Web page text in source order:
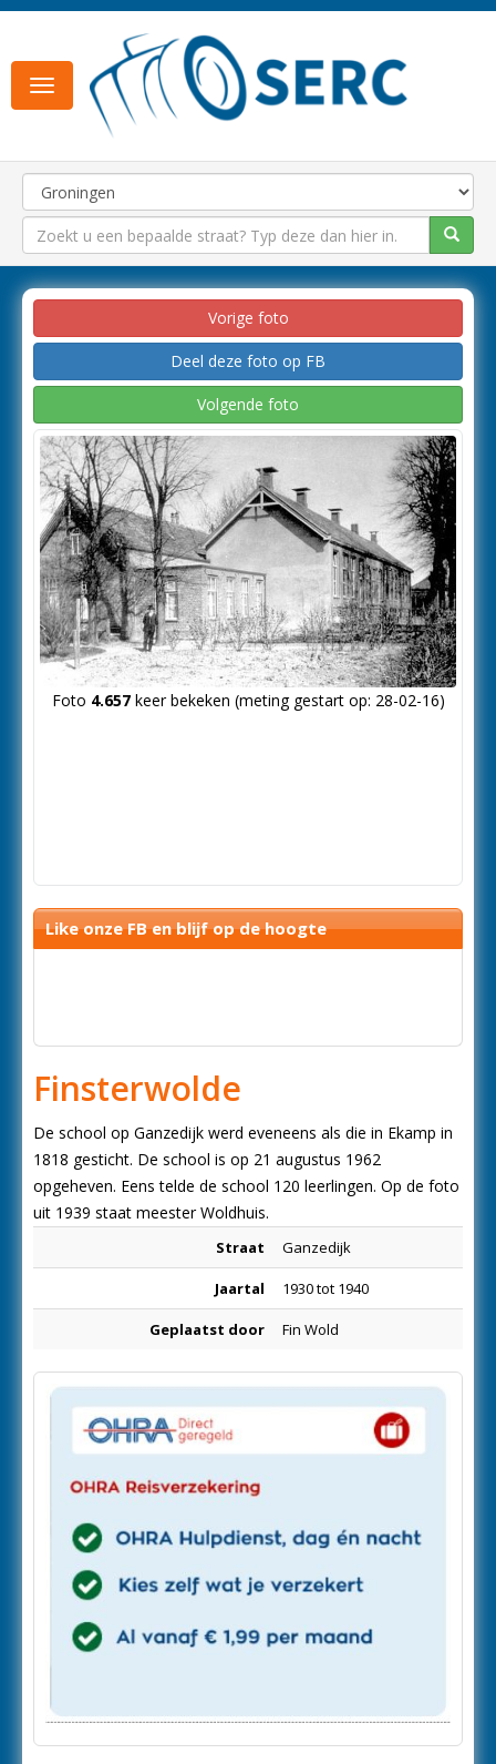
Toggle
navigation
Vorige foto
Deel deze foto op FB
Volgende foto
Foto 4.657keer bekeken (meting gestart op: 28-02-16)
Like onze FB en blijf op de hoogte
Finsterwolde
De school op Ganzedijk werd eveneens als die in Ekamp in
1818 gesticht. De school is op 21 augustus 1962
opgeheven. Eens telde de school 120 leerlingen. Op de foto
uit 1939 staat meester Woldhuis.
Straat Ganzedijk
Jaartal 1930 tot 1940
Geplaatst door Fin Wold